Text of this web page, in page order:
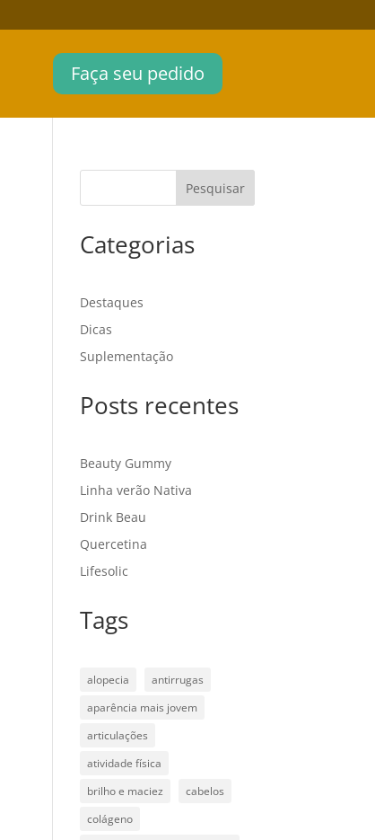
Faça seu pedido
Pesquisar
Categorias
Destaques
Dicas
Suplementação
Posts recentes
Beauty Gummy
Linha verão Nativa
Drink Beau
Quercetina
Lifesolic
Tags
alopecia
antirrugas
aparência mais jovem
articulações
atividade física
brilho e maciez
cabelos
colágeno